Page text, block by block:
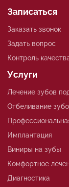
Услуги
Лечение зубов
Отбеливание
Имплантация
Виниры на зубы
Комфортное
Диагностика
Записаться
Заказать звонок
Задать вопрос
Контроль